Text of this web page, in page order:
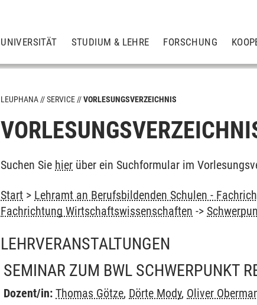
UNIVERSITÄT STUDIUM & LEHRE FORSCHUNG
LEUPHANA SERVICE VORLESUNGSVERZEICHNIS
Suchen Sie hier über ein Suchformular im
Start > Lehramt an Berufsbildenden Schulen -
Fachrichtung Wirtschaftswissenschaften ->
LEHRVERANSTALTUNGEN
SEMINAR ZUM BWL SCHWERPUNKT
Dozent/in: Thomas Götze, Dörte Mody, Oliver